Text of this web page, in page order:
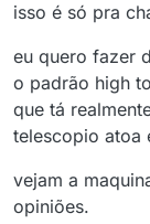
isso é só pra
eu quero fazer
o padrão high
que tá
telescopio atoa
vejam a
opiniões.